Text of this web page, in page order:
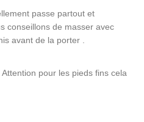
passe partout et
conseillons de masser avec
avant de la porter .
pour les pieds fins cela